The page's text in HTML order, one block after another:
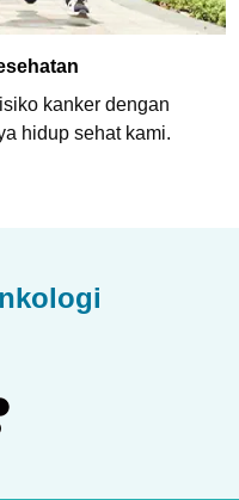
kanker dengan
hidup sehat kami.